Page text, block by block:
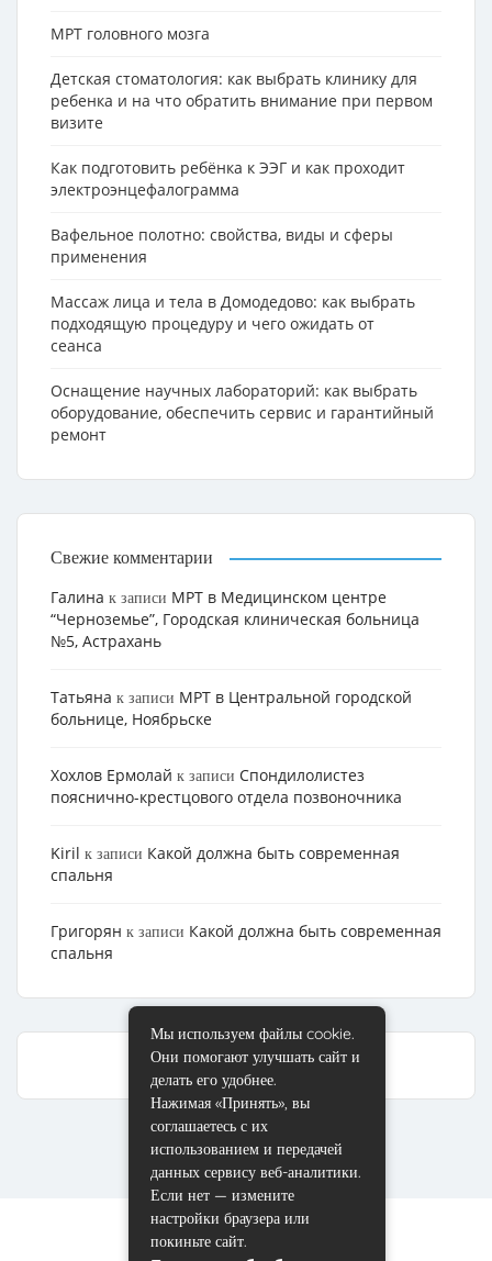
МРТ головного мозга
Детская стоматология: как выбрать клинику для
ребенка и на что обратить внимание при первом
визите
Как подготовить ребёнка к ЭЭГ и как проходит
электроэнцефалограмма
Вафельное полотно: свойства, виды и сферы
применения
Массаж лица и тела в Домодедово: как выбрать
подходящую процедуру и чего ожидать от
сеанса
Оснащение научных лабораторий: как выбрать
оборудование, обеспечить сервис и гарантийный
ремонт
Свежие комментарии
Галина к записи МРТ в Медицинском центре
“Черноземье”, Городская клиническая больница
№5, Астрахань
Татьяна к записи МРТ в Центральной городской
больнице, Ноябрьске
Хохлов Ермолай к записи Cпондилолистез
пояснично-крестцового отдела позвоночника
Kiril к записи Какой должна быть современная
спальня
Григорян к записи Какой должна быть современная
спальня
Мы используем файлы cookie.
Они помогают улучшать сайт и
делать его удобнее.
Нажимая «Принять», вы
соглашаетесь с их
использованием и передачей
данных сервису веб-аналитики.
Если нет — измените
настройки браузера или
покиньте сайт.